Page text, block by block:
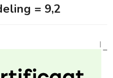
= 9,2